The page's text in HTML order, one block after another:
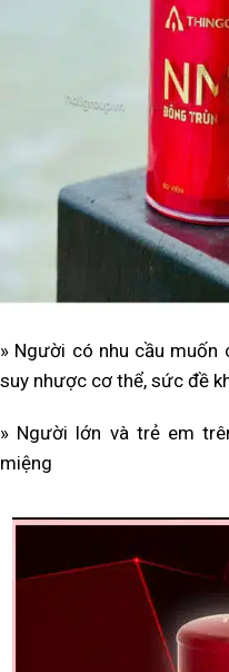
» Người có nhu cầu muốn
suy nhược cơ thể, sức đề
» Người lớn và trẻ em
miệng